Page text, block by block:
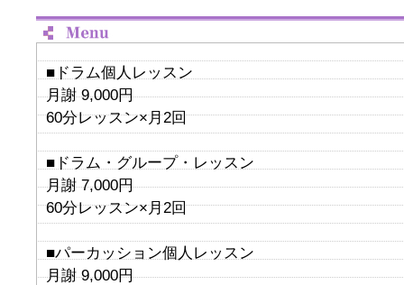
■ドラム個人レッスン
月謝 9,000円
60分レッスン×月2回
■ドラム・グループ・レッスン
月謝 7,000円
60分レッスン×月2回
■パーカッション個人レッスン
月謝 9,000円